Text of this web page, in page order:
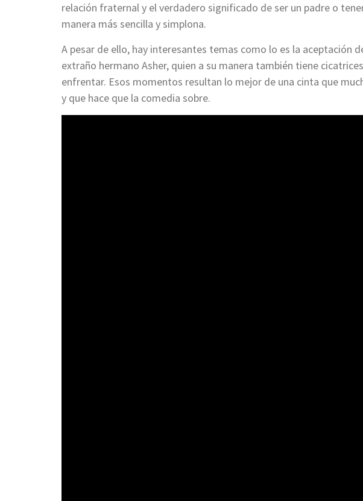
relación fraternal y el verdadero significado de ser un padre o
manera más sencilla y simplona.
A pesar de ello, hay interesantes temas como lo es la aceptación
extraño hermano Asher, quien a su manera también tiene
enfrentar. Esos momentos resultan lo mejor de una cinta que
y que hace que la comedia sobre.